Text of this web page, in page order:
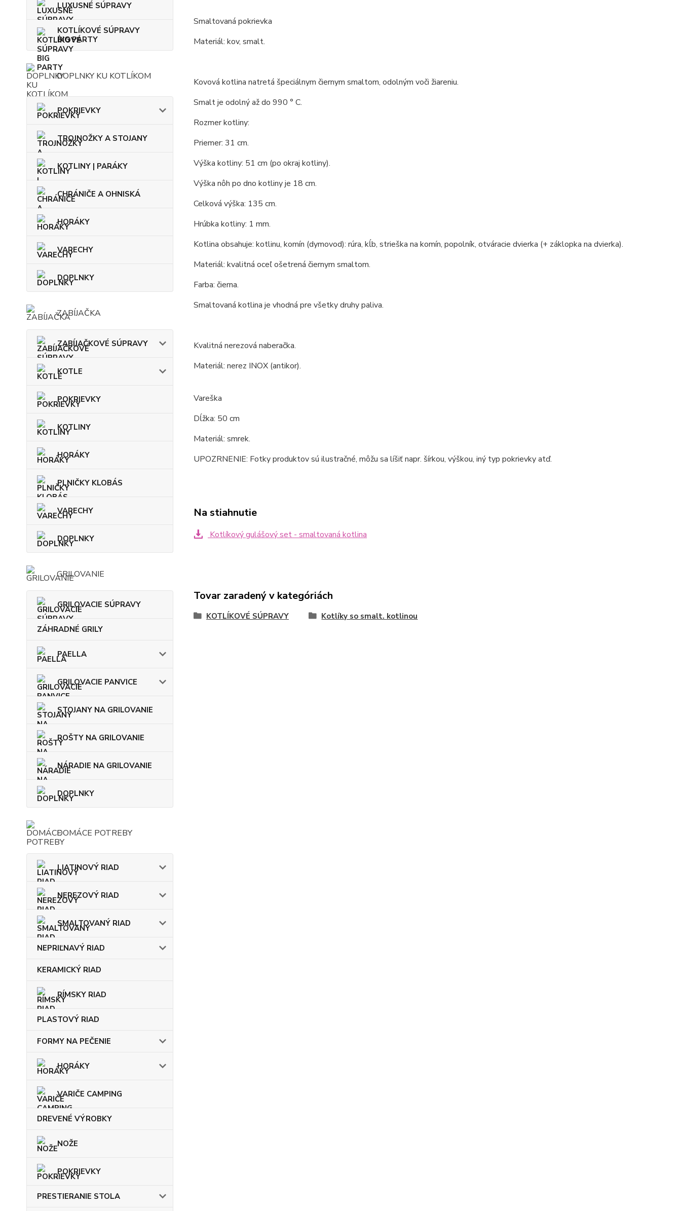
LUXUSNÉ SÚPRAVY
KOTLÍKOVÉ SÚPRAVY
BIG PARTY
DOPLNKY KU KOTLÍKOM
POKRIEVKY
TROJNOŽKY A STOJANY
KOTLINY | PARÁKY
CHRÁNIČE A OHNISKÁ
HORÁKY
VARECHY
DOPLNKY
ZABÍJAČKA
ZABÍJAČKOVÉ SÚPRAVY
KOTLE
POKRIEVKY
KOTLINY
HORÁKY
PLNIČKY KLOBÁS
VARECHY
DOPLNKY
GRILOVANIE
GRILOVACIE SÚPRAVY
ZÁHRADNÉ GRILY
PAELLA
GRILOVACIE PANVICE
STOJANY NA GRILOVANIE
ROŠTY NA GRILOVANIE
NÁRADIE NA GRILOVANIE
DOPLNKY
DOMÁCE POTREBY
LIATINOVÝ RIAD
NEREZOVÝ RIAD
SMALTOVANÝ RIAD
NEPRIĽNAVÝ RIAD
KERAMICKÝ RIAD
RÍMSKY RIAD
PLASTOVÝ RIAD
FORMY NA PEČENIE
HORÁKY
VARIČE CAMPING
DREVENÉ VÝROBKY
NOŽE
POKRIEVKY
PRESTIERANIE STOLA
Smaltovaná pokrievka
Materiál: kov, smalt.
Kovová kotlina natretá špeciálnym čiernym smaltom, odolným voči žiareniu.
Smalt je odolný až do 990 ° C.
Rozmer kotliny:
Priemer: 31 cm.
Výška kotliny: 51 cm (po okraj kotliny).
Výška nôh po dno kotliny je 18 cm.
Celková výška: 135 cm.
Hrúbka kotliny: 1 mm.
Kotlina obsahuje: kotlinu, komín (dymovod): rúra, kĺb, strieška na komín, popolník, otváracie dvierka (+ záklopka na dvierka).
Materiál: kvalitná oceľ ošetrená čiernym smaltom.
Farba: čierna.
Smaltovaná kotlina je vhodná pre všetky druhy paliva.
Kvalitná nerezová naberačka.
Materiál: nerez INOX (antikor).
Vareška
Dĺžka: 50 cm
Materiál: smrek.
UPOZRNENIE: Fotky produktov sú ilustračné, môžu sa líšiť napr. šírkou, výškou, iný typ pokrievky atď.
Na stiahnutie
Kotlíkový gulášový set - smaltovaná kotlina
Tovar zaradený v kategóriách
KOTLÍKOVÉ SÚPRAVY Kotlíky so smalt. kotlinou